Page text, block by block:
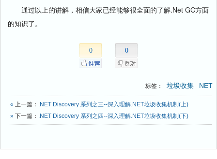
通过以上的讲解，相信大家已经能够很全面的了解.Net GC方面
的知识了。
0 0
标签： 垃圾收集 NET
« 上一篇： .NET Discovery 系列之三--深入理解.NET垃圾收集机制(上)
» 下一篇： .NET Discovery 系列之四--深入理解.NET垃圾收集机制(下)